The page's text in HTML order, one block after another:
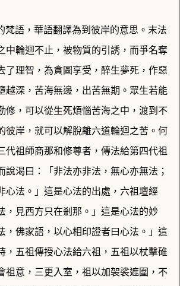
梵語，華語翻譯為到彼岸的意思。末法
中輪迴不止，被物質的引誘，而爭名奪
了理智，為貪圖享受，醉生夢死，作惡
越深，苦海無邊，出苦無期。眾生若能
修，可以從生死煩惱苦海之中，渡到不
彼岸，就可以解脫離六道輪迴之苦。何
代祖師商那和修尊者，傳法給第四代祖
說渴曰：「非法亦非法，無心亦無法；
心法。」這是心法的出處，六祖壇經
，見西方只在剎那。」這是心法的妙
，佛家語，以心相印證者曰心法。」這
，五祖傳授心法給六祖，五祖以杖擊碓
祖意，三更入室，祖以加袈裟遮圍，不